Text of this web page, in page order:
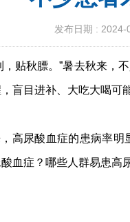
发布日期 :
，贴秋膘。”暑去秋来，
盲目进补、大吃大喝可
高尿酸血症的患病率明
血症？哪些人群易患高